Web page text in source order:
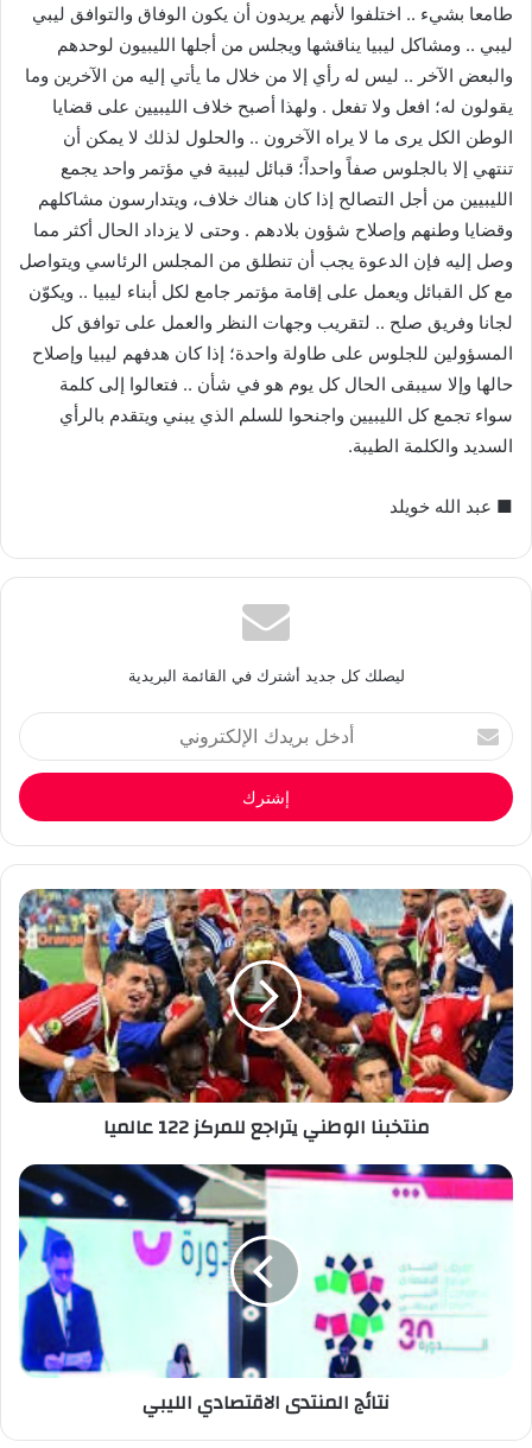
طامعا بشيء .. اختلفوا لأنهم يريدون أن يكون الوفاق والتوافق ليبي
ليبي .. ومشاكل ليبيا يناقشها ويجلس من أجلها الليبيون لوحدهم
والبعض الآخر .. ليس له رأي إلا من خلال ما يأتي إليه من الآخرين وما
يقولون له؛ افعل ولا تفعل . ولهذا أصبح خلاف الليبيين على قضايا
الوطن الكل يرى ما لا يراه الآخرون .. والحلول لذلك لا يمكن أن
تنتهي إلا بالجلوس صفاً واحداً؛ قبائل ليبية في مؤتمر واحد يجمع
الليبيين من أجل التصالح إذا كان هناك خلاف، ويتدارسون مشاكلهم
وقضايا وطنهم وإصلاح شؤون بلادهم . وحتى لا يزداد الحال أكثر مما
وصل إليه فإن الدعوة يجب أن تنطلق من المجلس الرئاسي ويتواصل
مع كل القبائل ويعمل على إقامة مؤتمر جامع لكل أبناء ليبيا .. ويكوّن
لجانا وفريق صلح .. لتقريب وجهات النظر والعمل على توافق كل
المسؤولين للجلوس على طاولة واحدة؛ إذا كان هدفهم ليبيا وإصلاح
حالها وإلا سيبقى الحال كل يوم هو في شأن .. فتعالوا إلى كلمة
سواء تجمع كل الليبيين واجنحوا للسلم الذي يبني ويتقدم بالرأي
السديد والكلمة الطيبة.
■ عبد الله خويلد
ليصلك كل جديد أشترك في القائمة البريدية
أدخل
بريدك
الإلكتروني
منتخبنا الوطني يتراجع للمركز 122 عالميا
نتائج المنتدى الاقتصادي الليبي